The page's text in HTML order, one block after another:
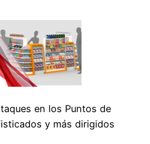
en los Puntos de
y más dirigidos